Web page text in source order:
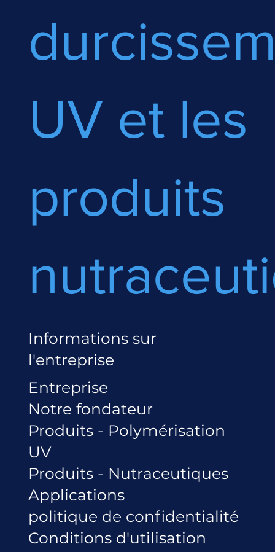
UV et les
produits
Informations sur
l'entreprise
Entreprise
Notre fondateur
Produits - Polymérisation
UV
Produits - Nutraceutiques
Applications
politique de confidentialité
Conditions d'utilisation